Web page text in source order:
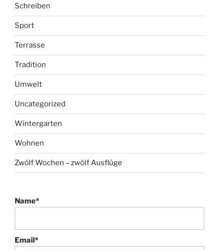
Schreiben
Sport
Terrasse
Tradition
Umwelt
Uncategorized
Wintergarten
Wohnen
Zwölf Wochen – zwölf Ausflüge
Name*
Email*